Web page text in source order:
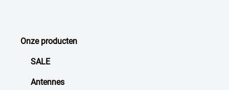
Onze producten
SALE
Antennes